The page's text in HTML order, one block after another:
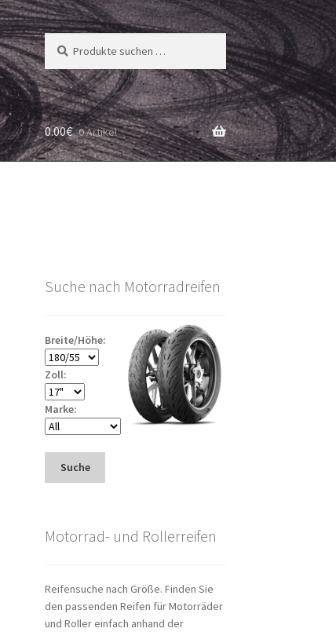
Suchen
nach:
Suchen
0.00€ 0 Artikel
Suche nach Motorradreifen
Breite/Höhe:
Zoll:
Marke:
Suche
Motorrad- und Rollerreifen
Reifensuche nach Größe. Finden Sie
den passenden Reifen für Motorräder
und Roller einfach anhand der